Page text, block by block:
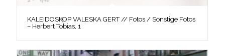
KALEIDOSKOP VALESKA GERT // Fotos / Sonstige Fotos
– Herbert Tobias, 1